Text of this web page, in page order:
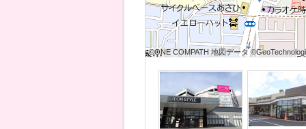
©ONE COMPATH 地図データ
©ONE COMPATH 地図データ
©ONE COMPATH 地図データ
©ONE COMPATH 地図データ
©ONE COMPATH 地図データ
©ONE COMPATH 地図データ
©ONE COMPATH 地図データ
©ONE COMPATH 地図データ
©ONE COMPATH 地図データ